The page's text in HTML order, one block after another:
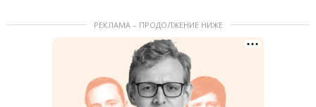
РЕКЛАМА – ПРОДОЛЖЕНИЕ НИЖЕ